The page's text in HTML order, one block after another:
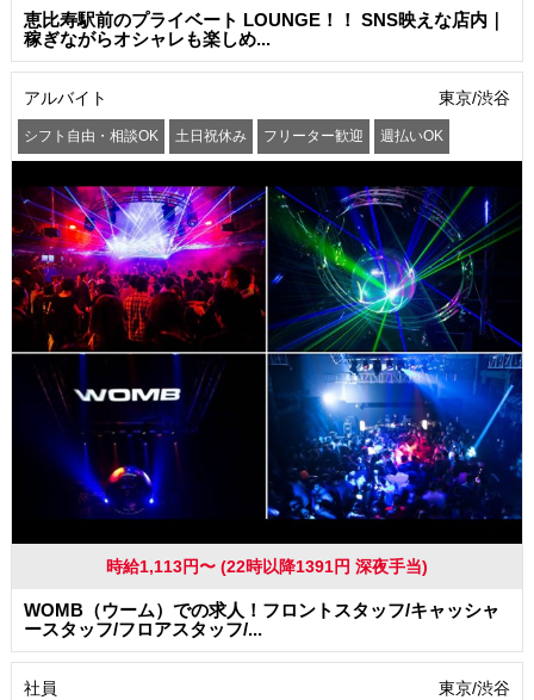
恵比寿駅前のプライベート LOUNGE！！ SNS映えな店内｜
稼ぎながらオシャレも楽しめ...
アルバイト 東京/渋谷
シフト自由・相談OK 土日祝休み フリーター歓迎 週払いOK
時給1,113円〜 (22時以降1391円 深夜手当)
WOMB（ウーム）での求人！フロントスタッフ/キャッシャ
ースタッフ/フロアスタッフ/...
社員 東京/渋谷